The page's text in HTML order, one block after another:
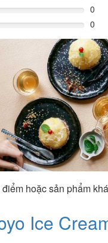
0
0
hoặc sản phẩm
Ice